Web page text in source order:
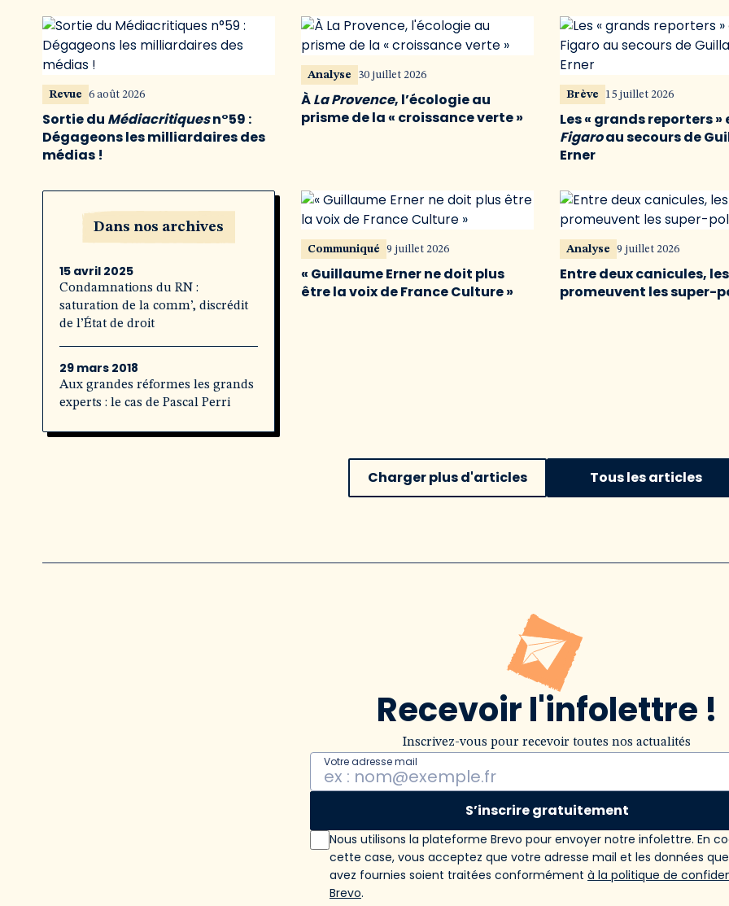
Revue 6 août 2026
Sortie du Médiacritiquesn°59 :
Dégageons les milliardaires des
médias !
Analyse 30 juillet 2026
ÀLa Provence, l’écologie au
prisme de la « croissance verte »
Brève 15 juillet 2026
Les « grands reporters »
Figaroau secours de
Erner
Dans nos archives
15 avril 2025
Condamnations du RN :
saturation de la comm’, discrédit
de l’État de droit
29 mars 2018
Aux grandes réformes les grands
experts : le cas de Pascal Perri
Communiqué 9 juillet 2026
« Guillaume Erner ne doit plus
être la voix de France Culture »
Analyse 9 juillet 2026
Entre deux canicules,
promeuvent les super-
Charger plus d'articles Tous les articles
Recevoir l'infolettre !
Inscrivez-vous pour recevoir toutes nos actualités
Votre adresse mail
S’inscrire gratuitement
Nous utilisons la plateforme Brevo pour envoyer notre infolettre. En
cette case, vous acceptez que votre adresse mail et les données
avez fournies soient traitées conformément à la politique de
Brevo.